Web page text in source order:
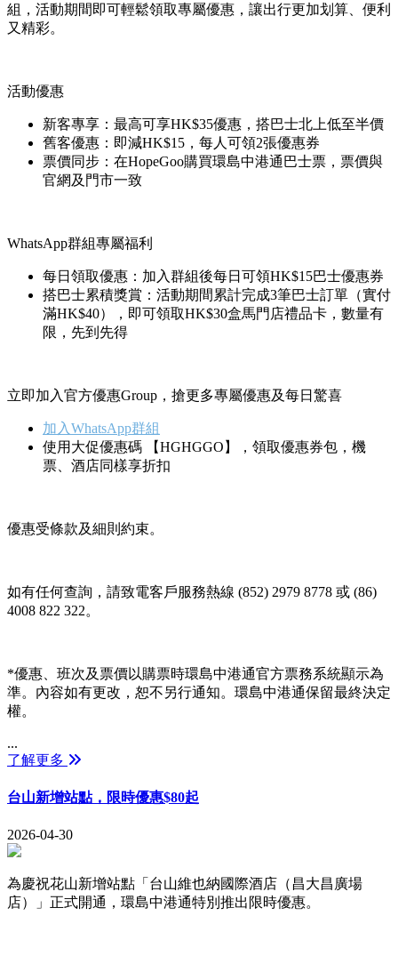
組，活動期間即可輕鬆領取專屬優惠，讓出行更加划算、便利
又精彩。
活動優惠
新客專享：最高可享HK$35優惠，搭巴士北上低至半價
舊客優惠：即減HK$15，每人可領2張優惠券
票價同步：在HopeGoo購買環島中港通巴士票，票價與
官網及門市一致
WhatsApp群組專屬福利
每日領取優惠：加入群組後每日可領HK$15巴士優惠券
搭巴士累積獎賞：活動期間累計完成3筆巴士訂單（實付
滿HK$40），即可領取HK$30盒馬門店禮品卡，數量有
限，先到先得
立即加入官方優惠Group，搶更多專屬優惠及每日驚喜
加入WhatsApp群組
使用大促優惠碼 【HGHGGO】，領取優惠券包，機
票、酒店同樣享折扣
優惠受條款及細則約束。
如有任何查詢，請致電客戶服務熱線 (852) 2979 8778 或 (86)
4008 822 322。
*優惠、班次及票價以購票時環島中港通官方票務系統顯示為
準。內容如有更改，恕不另行通知。環島中港通保留最終決定
權。
...
了解更多
台山新增站點，限時優惠$80起
2026-04-30
為慶祝花山新增站點「台山維也納國際酒店（昌大昌廣場
店）」正式開通，環島中港通特別推出限時優惠。